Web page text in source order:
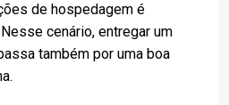
de hospedagem é
cenário, entregar um
também por uma boa